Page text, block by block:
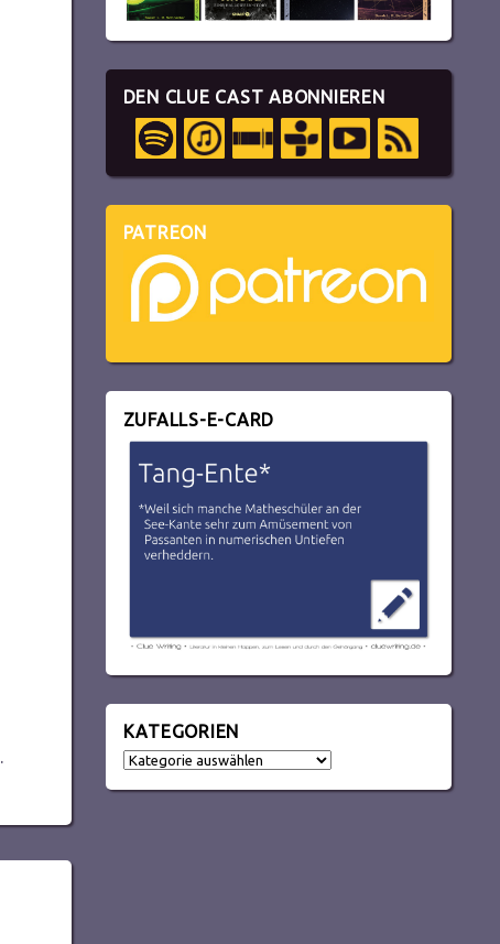
DEN CLUE CAST ABONNIEREN
PATREON
ZUFALLS-E-CARD
KATEGORIEN
Kategorien